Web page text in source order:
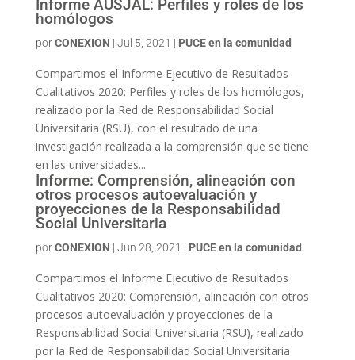
Informe AUSJAL: Perfiles y roles de los
homólogos
porCONEXION | Jul 5, 2021 | PUCE en la comunidad
Compartimos el Informe Ejecutivo de Resultados
Cualitativos 2020: Perfiles y roles de los homólogos,
realizado por la Red de Responsabilidad Social
Universitaria (RSU), con el resultado de una
investigación realizada a la comprensión que se tiene
en las universidades...
Informe: Comprensión, alineación con
otros procesos autoevaluación y
proyecciones de la Responsabilidad
Social Universitaria
porCONEXION | Jun 28, 2021 | PUCE en la comunidad
Compartimos el Informe Ejecutivo de Resultados
Cualitativos 2020: Comprensión, alineación con otros
procesos autoevaluación y proyecciones de la
Responsabilidad Social Universitaria (RSU), realizado
por la Red de Responsabilidad Social Universitaria